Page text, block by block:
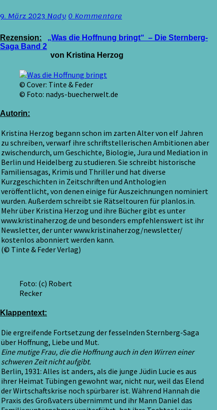
von
Herzog
/
Rezension
9. März 2023NadyKommentare
0 Kommentare
Rezension:
„Was die Hoffnung bringt“ – Die Sternberg-
Saga Band 2
von Kristina Herzog
© Cover: Tinte & Feder
© Foto: nadys-buecherwelt.de
Autorin:
Kristina Herzog begann schon im zarten Alter von elf Jahren
zu schreiben, verwarf ihre schriftstellerischen Ambitionen aber
zwischendurch, um Geschichte, Biologie, Jura und Mediation in
Berlin und Heidelberg zu studieren. Sie schreibt historische
Familiensagas, Krimis und Thriller und hat diverse
Kurzgeschichten in Zeitschriften und Anthologien
veröffentlicht, von denen einige für Auszeichnungen nominiert
wurden. Außerdem schreibt sie Rätseltouren für planlos.in.
Mehr über Kristina Herzog und ihre Bücher gibt es unter
www.kristinaherzog.de und besonders empfehlenswert ist ihr
Newsletter, der unter www.kristinaherzog/newsletter/
kostenlos abonniert werden kann.
(© Tinte & Feder Verlag)
Foto: (c) Robert
Recker
Klappentext:
Die ergreifende Fortsetzung der fesselnden Sternberg-Saga
über Hoffnung, Liebe und Mut.
Eine mutige Frau, die die Hoffnung auch in den Wirren einer
schweren Zeit nicht aufgibt.
Berlin, 1931: Alles ist anders, als die junge Jüdin Lucie es aus
ihrer Heimat Tübingen gewohnt war, nicht nur, weil das Elend
der Wirtschaftskrise noch spürbarer ist. Während Hannah die
Praxis des Großvaters übernimmt und ihr Mann Daniel das